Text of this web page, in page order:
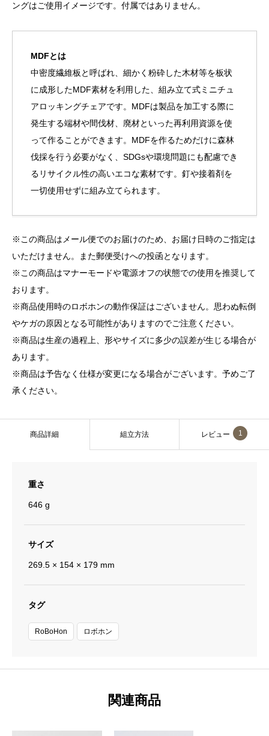
ングはご使用イメージです。付属ではありません。
MDFとは
中密度繊維板と呼ばれ、細かく粉砕した木材等を板状
に成形したMDF素材を利用した、組み立て式ミニチュ
アロッキングチェアです。MDFは製品を加工する際に
発生する端材や間伐材、廃材といった再利用資源を使
って作ることができます。MDFを作るためだけに森林
伐採を行う必要がなく、SDGsや環境問題にも配慮でき
るリサイクル性の高いエコな素材です。釘や接着剤を
一切使用せずに組み立てられます。
※この商品はメール便でのお届けのため、お届け日時のご指定は
いただけません。また郵便受けへの投函となります。
※この商品はマナーモードや電源オフの状態での使用を推奨して
おります。
※商品使用時のロボホンの動作保証はございません。思わぬ転倒
やケガの原因となる可能性がありますのでご注意ください。
※商品は生産の過程上、形やサイズに多少の誤差が生じる場合が
あります。
※商品は予告なく仕様が変更になる場合がございます。予めご了
承ください。
商品詳細 組立方法 レビュー 1
重さ
646 g
サイズ
269.5 × 154 × 179 mm
タグ
RoBoHon ロボホン
関連商品